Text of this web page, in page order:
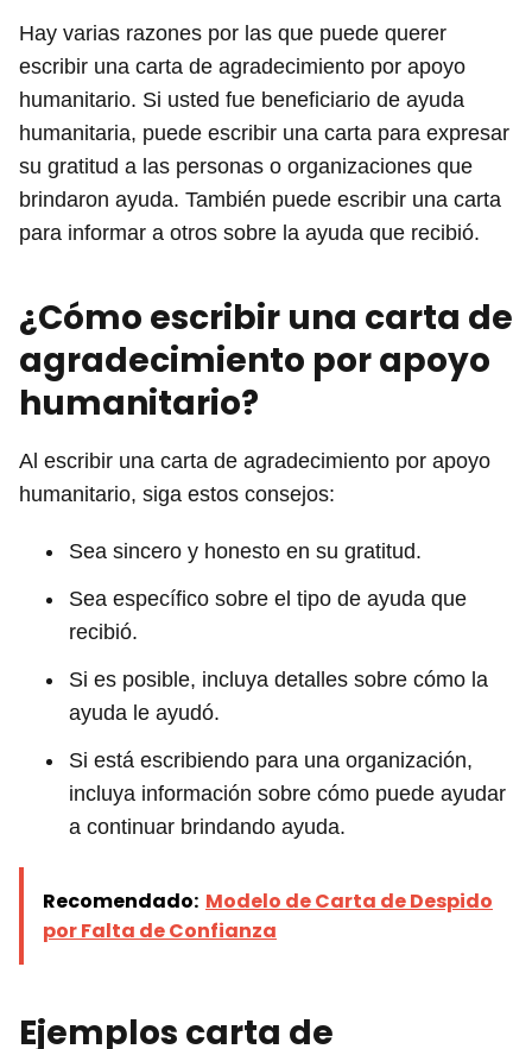
Hay varias razones por las que puede querer
escribir una carta de agradecimiento por apoyo
humanitario. Si usted fue beneficiario de ayuda
humanitaria, puede escribir una carta para expresar
su gratitud a las personas o organizaciones que
brindaron ayuda. También puede escribir una carta
para informar a otros sobre la ayuda que recibió.
¿Cómo escribir una carta de
agradecimiento por apoyo
humanitario?
Al escribir una carta de agradecimiento por apoyo
humanitario, siga estos consejos:
Sea sincero y honesto en su gratitud.
Sea específico sobre el tipo de ayuda que
recibió.
Si es posible, incluya detalles sobre cómo la
ayuda le ayudó.
Si está escribiendo para una organización,
incluya información sobre cómo puede ayudar
a continuar brindando ayuda.
Recomendado: Modelo de Carta de Despido
por Falta de Confianza
Ejemplos carta de